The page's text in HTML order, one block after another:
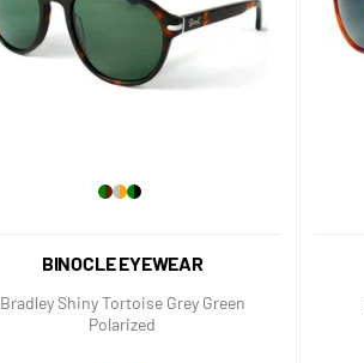
BINOCLE EYEWEAR
Bradley Shiny Tortoise Grey Green
Polarized